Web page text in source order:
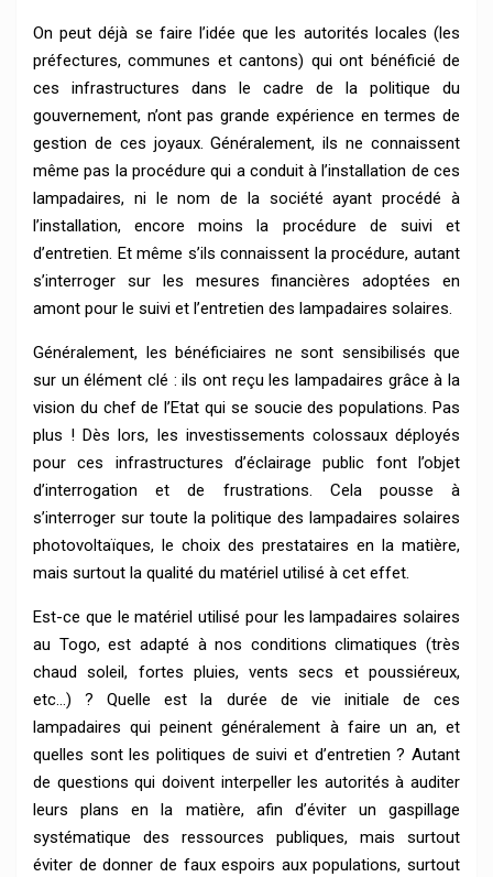
On peut déjà se faire l’idée que les autorités locales (les
préfectures, communes et cantons) qui ont bénéficié de
ces infrastructures dans le cadre de la politique du
gouvernement, n’ont pas grande expérience en termes de
gestion de ces joyaux. Généralement, ils ne connaissent
même pas la procédure qui a conduit à l’installation de ces
lampadaires, ni le nom de la société ayant procédé à
l’installation, encore moins la procédure de suivi et
d’entretien. Et même s’ils connaissent la procédure, autant
s’interroger sur les mesures financières adoptées en
amont pour le suivi et l’entretien des lampadaires solaires.
Généralement, les bénéficiaires ne sont sensibilisés que
sur un élément clé : ils ont reçu les lampadaires grâce à la
vision du chef de l’Etat qui se soucie des populations. Pas
plus ! Dès lors, les investissements colossaux déployés
pour ces infrastructures d’éclairage public font l’objet
d’interrogation et de frustrations. Cela pousse à
s’interroger sur toute la politique des lampadaires solaires
photovoltaïques, le choix des prestataires en la matière,
mais surtout la qualité du matériel utilisé à cet effet.
Est-ce que le matériel utilisé pour les lampadaires solaires
au Togo, est adapté à nos conditions climatiques (très
chaud soleil, fortes pluies, vents secs et poussiéreux,
etc…) ? Quelle est la durée de vie initiale de ces
lampadaires qui peinent généralement à faire un an, et
quelles sont les politiques de suivi et d’entretien ? Autant
de questions qui doivent interpeller les autorités à auditer
leurs plans en la matière, afin d’éviter un gaspillage
systématique des ressources publiques, mais surtout
éviter de donner de faux espoirs aux populations, surtout